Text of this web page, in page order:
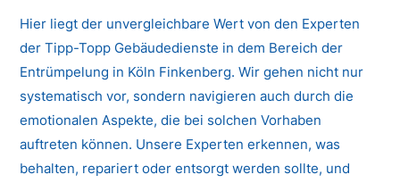
Hier liegt der unvergleichbare Wert von den Experten
der Tipp-Topp Gebäudedienste in dem Bereich der
Entrümpelung in Köln Finkenberg. Wir gehen nicht nur
systematisch vor, sondern navigieren auch durch die
emotionalen Aspekte, die bei solchen Vorhaben
auftreten können. Unsere Experten erkennen, was
behalten, repariert oder entsorgt werden sollte, und